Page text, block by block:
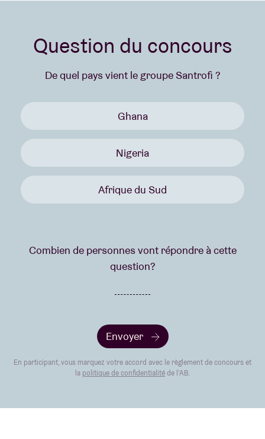
Question du concours
De quel pays vient le groupe Santrofi ?
Ghana
Nigeria
Afrique du Sud
Combien de personnes vont répondre à cette
question?
Envoyer
En participant, vous marquez votre accord avec le règlement de concours et
la politique de confidentialité de l’AB.